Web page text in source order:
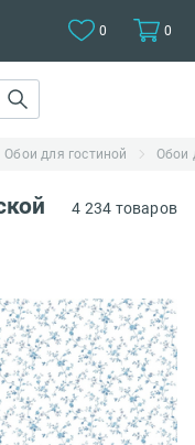
0 0
Обои для гостиной Обои
4 234 товаров